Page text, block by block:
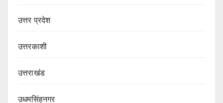
उत्तर प्रदेश
उत्तरकाशी
उत्तराखंड
उधमसिंहनगर